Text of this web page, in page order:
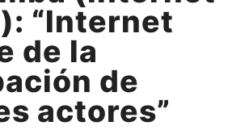
“Internet
de la
de
actores”